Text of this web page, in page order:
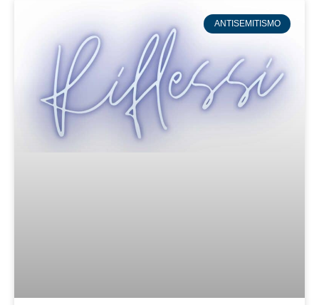
ANTISEMITISMO